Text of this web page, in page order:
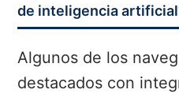
de inteligencia
Algunos de los
destacados con